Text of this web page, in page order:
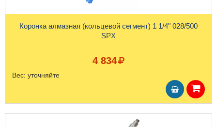
Коронка алмазная (кольцевой сегмент) 1 1/4" 028/500
SPX
4 834
Вес: уточняйте